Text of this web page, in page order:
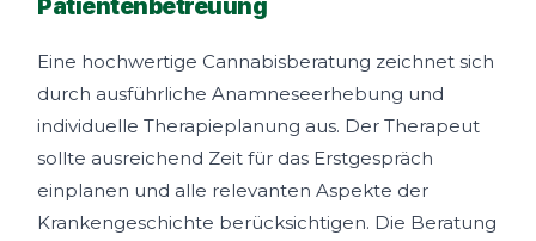
Patientenbetreuung
Eine hochwertige Cannabisberatung zeichnet sich
durch ausführliche Anamneseerhebung und
individuelle Therapieplanung aus. Der Therapeut
sollte ausreichend Zeit für das Erstgespräch
einplanen und alle relevanten Aspekte der
Krankengeschichte berücksichtigen. Die Beratung